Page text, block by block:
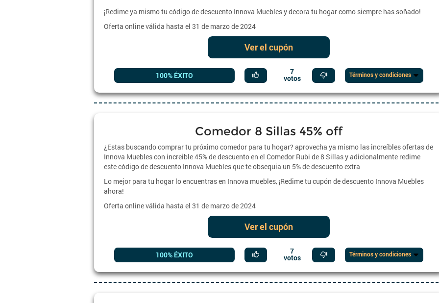
¡Redime ya mismo tu código de descuento Innova Muebles y decora tu hogar como siempre has soñado!
Oferta online válida hasta el 31 de marzo de 2024
Ver el cupón
100% ÉXITO 7
votos Términos y condiciones
Comedor 8 Sillas 45% off
¿Estas buscando comprar tu próximo comedor para tu hogar? aprovecha ya mismo las increíbles ofertas de
Innova Muebles con increible 45% de descuento en el Comedor Rubi de 8 Sillas y adicionalmente redime
este código de descuento Innova Muebles que te obsequia un 5% de descuento extra
Lo mejor para tu hogar lo encuentras en Innova muebles, ¡Redime tu cupón de descuento Innova Muebles
ahora!
Oferta online válida hasta el 31 de marzo de 2024
Ver el cupón
100% ÉXITO 7
votos Términos y condiciones